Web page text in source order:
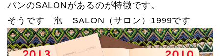
パンのSALONがあるのが特徴です。
そうです 泡 SALON（サロン）1999です